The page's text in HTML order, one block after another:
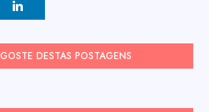
DESTAS POSTAGENS